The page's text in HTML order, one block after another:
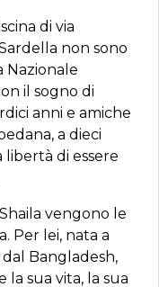
di via
non sono
Nazionale
il sogno di
anni e amiche
a dieci
libertà di essere
vengono le
Per lei, nata a
Bangladesh,
la sua vita, la sua